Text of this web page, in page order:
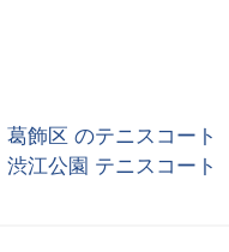
葛飾区 のテニスコート
渋江公園 テニスコート